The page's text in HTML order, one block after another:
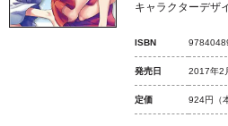
キャラクターデザ
ISBN
発売日 2017年2
定価 924円 （